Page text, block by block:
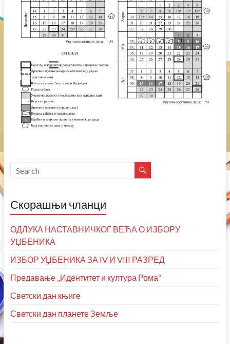
Скорашњи чланци
ОДЛУКА НАСТАВНИЧКОГ ВЕЋА О ИЗБОРУ
УЏБЕНИКА
ИЗБОР УЏБЕНИКА ЗА IV И VIII РАЗРЕД
Предавање „Идентитет и култура Рома“
Светски дан књиге
Светски дан планете Земље